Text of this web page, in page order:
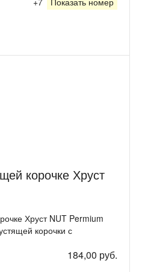
корочке Хруст
Хруст NUT Permium
корочки с
184,00 руб.